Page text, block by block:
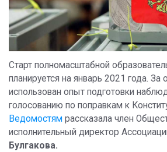
Старт полномасштабной
планируется на январь 2021 года. За
использован опыт подготовки
голосованию по поправкам к
Ведомостям рассказала член
исполнительный директор
Булгакова.